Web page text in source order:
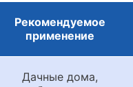
Рекомендуемое
применение
Дачные дома,